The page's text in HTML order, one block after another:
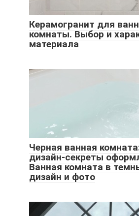
Керамогранит для
комнаты. Выбор и
материала
Черная ванная
дизайн-секреты
Ванная комната в
дизайн и фото